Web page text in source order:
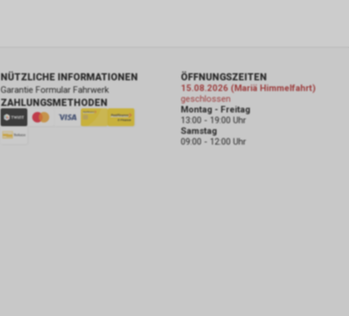
NÜTZLICHE INFORMATIONEN
Garantie Formular Fahrwerk
ZAHLUNGSMETHODEN
ÖFFNUNGSZEITEN
15.08.2026 (Mariä Himmelfahrt)
geschlossen
Montag - Freitag
13:00 - 19:00 Uhr
Samstag
09:00 - 12:00 Uhr